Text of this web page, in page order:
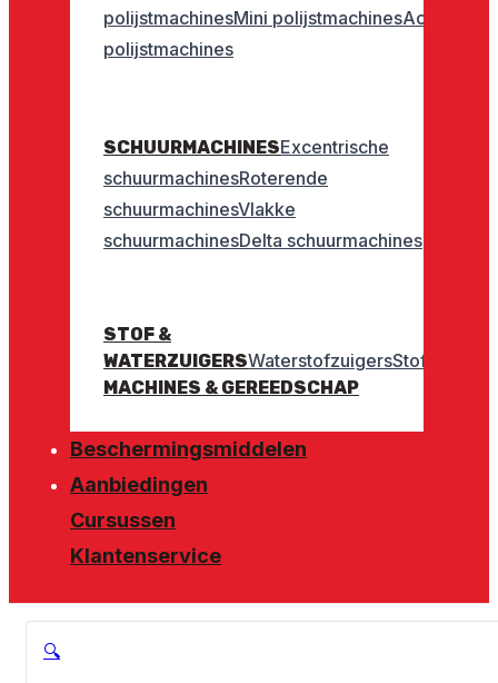
polijstmachinesMini polijstmachinesAccu
polijstmachines
SCHUURMACHINESExcentrische
schuurmachinesRoterende
schuurmachinesVlakke
schuurmachinesDelta schuurmachines
STOF &
WATERZUIGERSWaterstofzuigersStofzuigers
MACHINES & GEREEDSCHAP
Beschermingsmiddelen
Aanbiedingen
Cursussen
Klantenservice
🔍